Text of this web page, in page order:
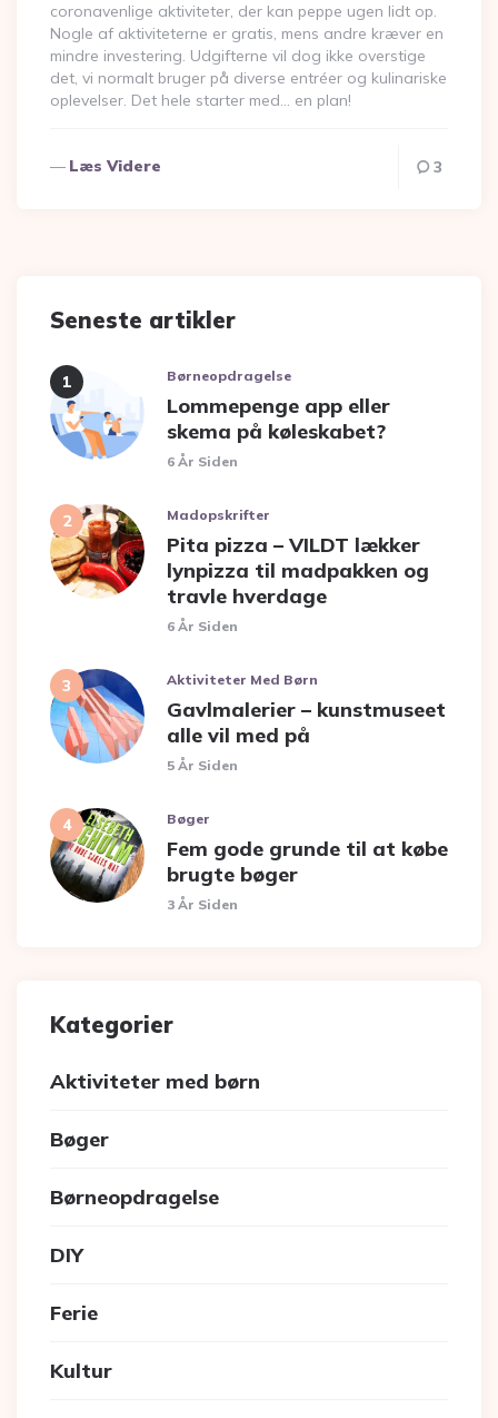
coronavenlige aktiviteter, der kan peppe ugen lidt op.
Nogle af aktiviteterne er gratis, mens andre kræver en
mindre investering. Udgifterne vil dog ikke overstige
det, vi normalt bruger på diverse entréer og kulinariske
oplevelser. Det hele starter med… en plan!
Læs Videre 3
Seneste artikler
Børneopdragelse
Lommepenge app eller
skema på køleskabet?
6 År Siden
Madopskrifter
Pita pizza – VILDT lækker
lynpizza til madpakken og
travle hverdage
6 År Siden
Aktiviteter Med Børn
Gavlmalerier – kunstmuseet
alle vil med på
5 År Siden
Bøger
Fem gode grunde til at købe
brugte bøger
3 År Siden
Kategorier
Aktiviteter med børn
Bøger
Børneopdragelse
DIY
Ferie
Kultur